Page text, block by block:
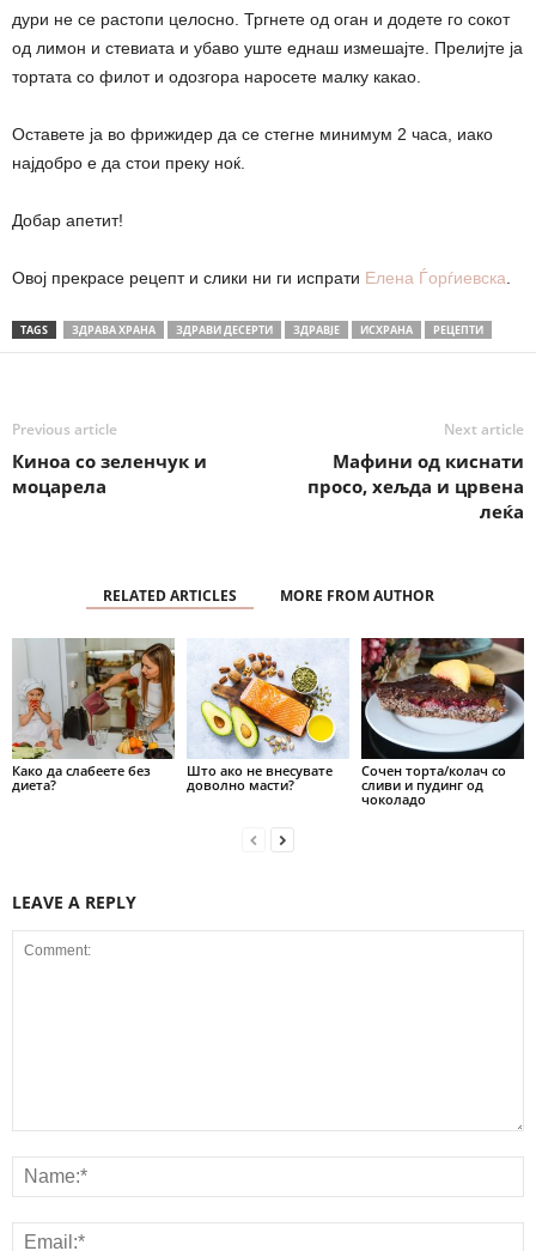
дури не се растопи целосно. Тргнете од оган и додете го сокот
од лимон и стевиата и убаво уште еднаш измешајте. Прелијте ја
тортата со филот и одозгора наросете малку какао.
Оставете ја во фрижидер да се стегне минимум 2 часа, иако
најдобро е да стои преку ноќ.
Добар апетит!
Овој прекрасе рецепт и слики ни ги испрати Елена Ѓорѓиевска
TAGS ЗДРАВА ХРАНА ЗДРАВИ ДЕСЕРТИ ЗДРАВЈЕ ИСХРАНА РЕЦЕПТИ
Previous article
Киноа со зеленчук и
моцарела
Next article
Мафини од киснати
просо, хељда и црвена
леќа
RELATED ARTICLES MORE FROM AUTHOR
Како да слабеете без
диета?
Што ако не внесувате
доволно масти?
Сочен торта/колач со
сливи и пудинг од
чоколадо
LEAVE A REPLY